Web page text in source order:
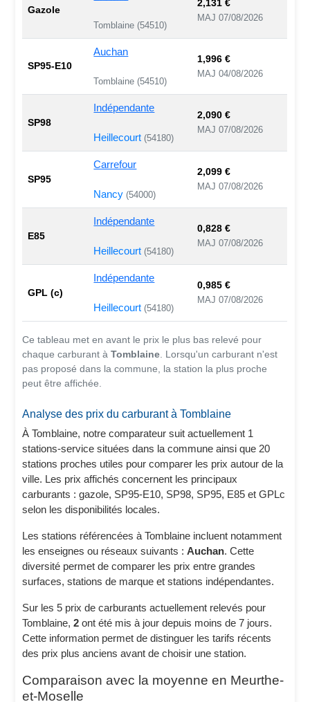
Gazole
Tomblaine (54510)
2,131 €
MAJ 07/08/2026
SP95-E10
Auchan
Tomblaine (54510)
1,996 €
MAJ 04/08/2026
SP98
Indépendante
Heillecourt (54180)
2,090 €
MAJ 07/08/2026
SP95
Carrefour
Nancy(54000)
2,099 €
MAJ 07/08/2026
E85
Indépendante
Heillecourt (54180)
0,828 €
MAJ 07/08/2026
GPL (c)
Indépendante
Heillecourt(54180)
0,985 €
MAJ 07/08/2026
Ce tableau met en avant le prix le plus bas relevé pour
chaque carburant àTomblaine . Lorsqu'un carburant n'est
pas proposé dans la commune, la station la plus proche
peut être affichée.
Analyse des prix du carburant à Tomblaine
À Tomblaine, notre comparateur suit actuellement 1
stations-service situées dans la commune ainsi que 20
stations proches utiles pour comparer les prix autour de la
ville. Les prix affichés concernent les principaux
carburants : gazole, SP95-E10, SP98, SP95, E85 et GPLc
selon les disponibilités locales.
Les stations référencées à Tomblaine incluent notamment
les enseignes ou réseaux suivants :Auchan. Cette
diversité permet de comparer les prix entre grandes
surfaces, stations de marque et stations indépendantes.
Sur les 5 prix de carburants actuellement relevés pour
Tomblaine,2 ont été mis à jour depuis moins de 7 jours.
Cette information permet de distinguer les tarifs récents
des prix plus anciens avant de choisir une station.
Comparaison avec la moyenne en Meurthe-
et-Moselle